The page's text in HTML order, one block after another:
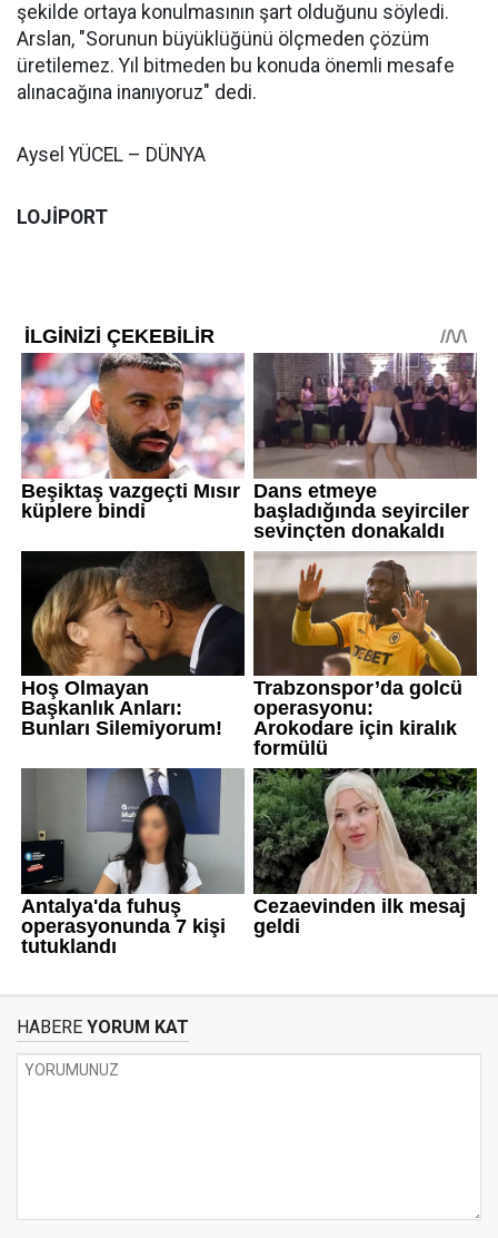
şekilde ortaya konulmasının şart olduğunu söyledi.
Arslan, "Sorunun büyüklüğünü ölçmeden çözüm
üretilemez. Yıl bitmeden bu konuda önemli mesafe
alınacağına inanıyoruz" dedi.
Aysel YÜCEL – DÜNYA
LOJİPORT
HABERE YORUM KAT